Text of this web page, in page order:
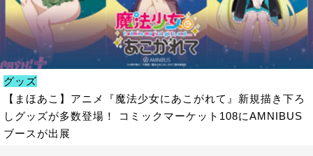
グッズ
【まほあこ】アニメ『魔法少女にあこがれて』新規描き下ろ
しグッズが多数登場！ コミックマーケット108にAMNIBUS
ブースが出展